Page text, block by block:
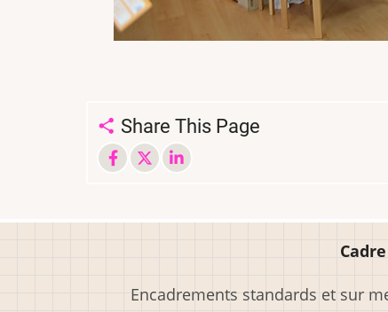
Share This Page
Encadrements standards et sur